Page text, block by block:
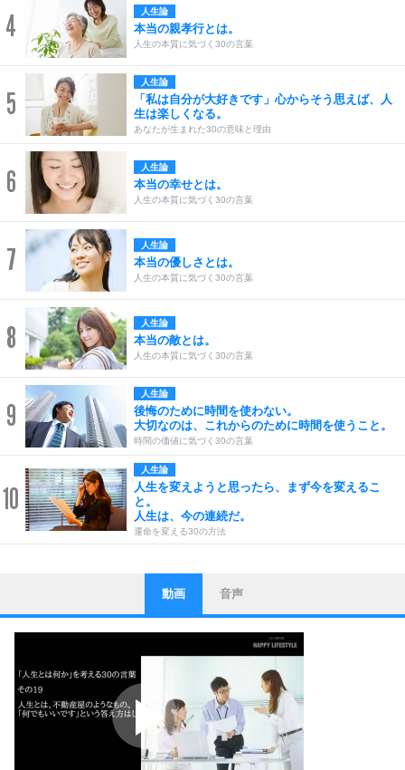
4 人生論
本当の親孝行とは。
人生の本質に気づく30の言葉
5
人生論
「私は自分が大好きです」心からそう思えば、人
生は楽しくなる。
あなたが生まれた30の意味と理由
6 人生論
本当の幸せとは。
人生の本質に気づく30の言葉
7 人生論
本当の優しさとは。
人生の本質に気づく30の言葉
8 人生論
本当の敵とは。
人生の本質に気づく30の言葉
9
人生論
後悔のために時間を使わない。
大切なのは、これからのために時間を使うこと。
時間の価値に気づく30の言葉
10
人生論
人生を変えようと思ったら、まず今を変えるこ
と。
人生は、今の連続だ。
運命を変える30の方法
1
ストレス対策
他人と比べない。
いっそのこと、他人を見ない。
いらいらしない人になる30の方法
ポジティブになれない原因は、行動しないから。
ポジティブ思考になる30の方法
ストレス対策
動画 音声